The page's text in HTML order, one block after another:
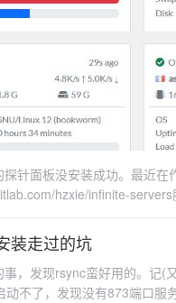
https://
向 http://
CDN）上面
True。
址：https://
探针面板没安装成功。最近
hzxie/infinite-
infinite-servers/-/
掉。否则获取不到部分数
infinite-server/-/raw/
里照下图添加即可。
装走过的坑
，发现rsync蛮好用的。记
动不了，发现没有873端口